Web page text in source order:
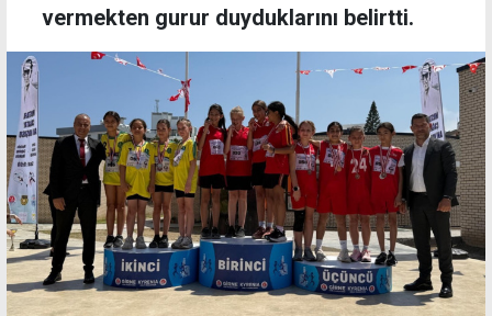
vermekten gurur duyduklarını belirtti.